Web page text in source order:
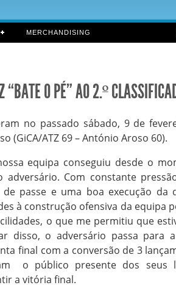
MERCHANDISING
O PÉ” AO 2.º
no passado sábado, 9 de
(GiCA/ATZ 69 – António Aroso 60).
equipa conseguiu desde o
Com constante
passe e uma boa execução da
à construção ofensiva da equipa
o que me permitiu que
disso, o adversário passa para
final com a conversão de 3
o público presente dos seus
a vitória final.